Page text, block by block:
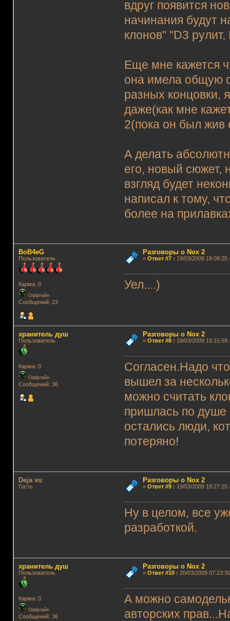
вдруг появится
начинания будут
клонов" "D3
Еще мне кажется
она имела общую
разных концовки,
даже(как мне
2(пока он был жив
А делать
его, новый сюжет,
взгляд будет
написал к тому,
более на
BoB4eG
Пользователь
Карма: 0
Оффлайн
Сообщений: 23
Разговоры о Nox 2
« Ответ #7: 19/03/2009 18:08:25
Уел....)
хранитель душ
Пользователь
Карма: 0
Оффлайн
Сообщений: 36
Разговоры о Nox 2
« Ответ #8: 19/03/2009 19:15:59
Согласен.Надо
вышел за
можно считать
пришлась по
остались люди,
потеряно!
Deja vu
Гость
Разговоры о Nox 2
« Ответ #9: 19/03/2009 19:27:25
Ну в целом, все
разработкой.
хранитель душ
Пользователь
Карма: 0
Оффлайн
Сообщений: 36
Разговоры о Nox 2
« Ответ #10: 20/03/2009
А можно
авторских